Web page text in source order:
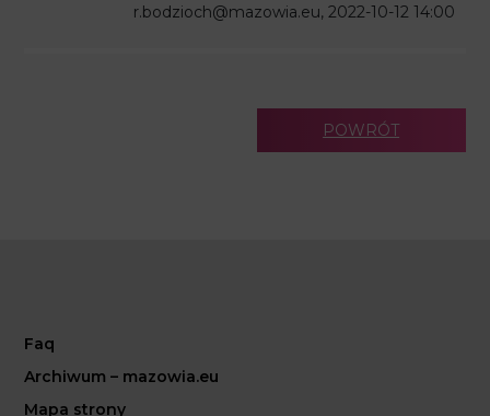
r.bodzioch@mazowia.eu, 2022-10-12 14:00
POWRÓT
Faq
Archiwum – mazowia.eu
Mapa strony